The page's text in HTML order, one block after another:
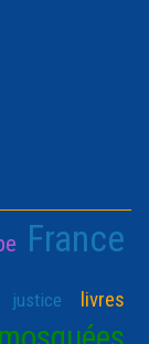
France
justice livres